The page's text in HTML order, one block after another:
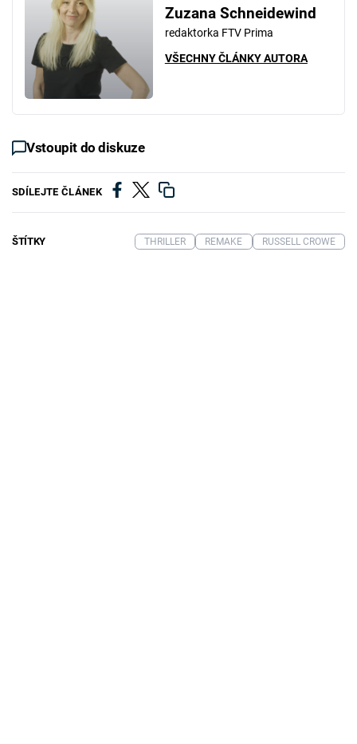
Zuzana Schneidewind
redaktorka FTV Prima
VŠECHNY ČLÁNKY AUTORA
Vstoupit do diskuze
SDÍLEJTE ČLÁNEK
ŠTÍTKY THRILLER REMAKE RUSSELL CROWE